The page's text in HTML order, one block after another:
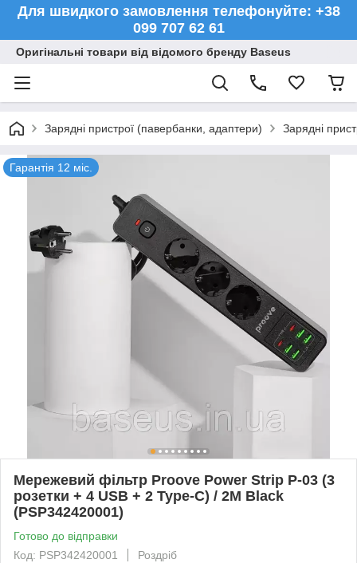
Для швидкого замовлення телефонуйте: +38
099 707 62 61
Оригінальні товари від відомого бренду Baseus
Зарядні пристрої (павербанки, адаптери) Зарядні
Гарантія 12 міс.
Мережевий фільтр Proove Power Strip P-03 (3
розетки + 4 USB + 2 Type-C) / 2M Black
(PSP342420001)
Готово до відправки
Код: PSP342420001
Роздріб